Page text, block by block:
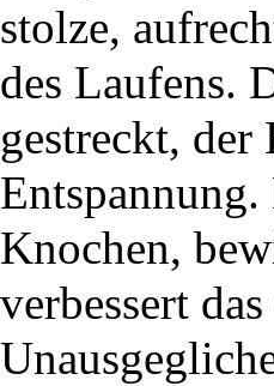
stolze,
des Laufens.
gestreckt,
Knochen,
verbessert